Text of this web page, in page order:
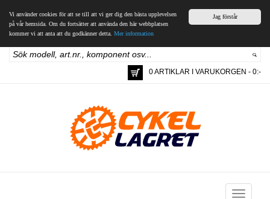
Jag förstår
Vi använder cookies för att se till att vi ger dig den bästa upplevelsen
på vår hemsida. Om du fortsätter att använda den här webbplatsen
kommer vi att anta att du godkänner detta. Mer information
0 ARTIKLAR I VARUKORGEN - 0:-
Toggle